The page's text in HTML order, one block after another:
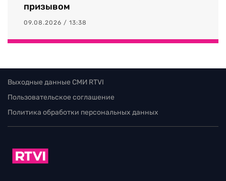
призывом
09.08.2026 / 13:38
Выходные данные СМИ RTVI
Пользовательское соглашение
Политика обработки персональных данных